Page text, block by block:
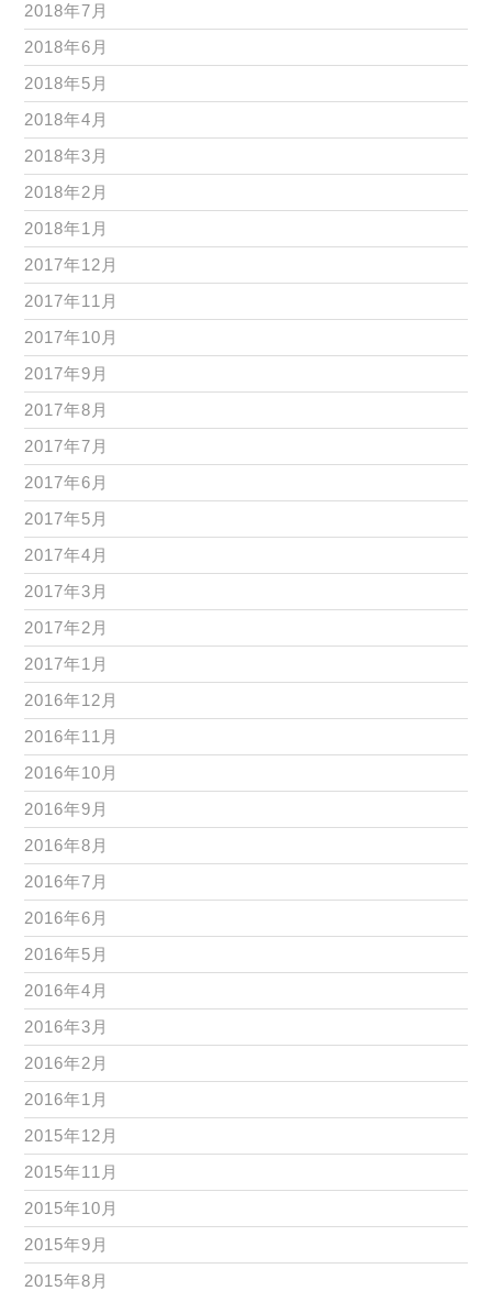
2018年7月
2018年6月
2018年5月
2018年4月
2018年3月
2018年2月
2018年1月
2017年12月
2017年11月
2017年10月
2017年9月
2017年8月
2017年7月
2017年6月
2017年5月
2017年4月
2017年3月
2017年2月
2017年1月
2016年12月
2016年11月
2016年10月
2016年9月
2016年8月
2016年7月
2016年6月
2016年5月
2016年4月
2016年3月
2016年2月
2016年1月
2015年12月
2015年11月
2015年10月
2015年9月
2015年8月